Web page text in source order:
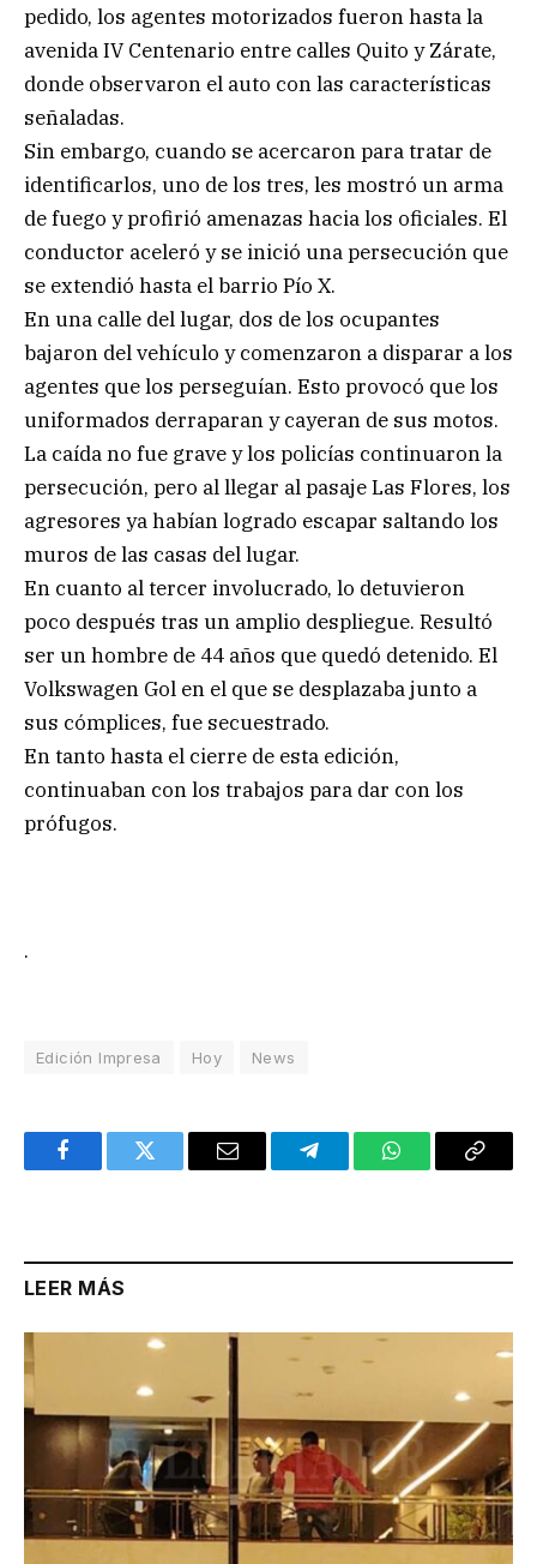
pedido, los agentes motorizados fueron hasta la
avenida IV Centenario entre calles Quito y Zárate,
donde observaron el auto con las características
señaladas.
Sin embargo, cuando se acercaron para tratar de
identificarlos, uno de los tres, les mostró un arma
de fuego y profirió amenazas hacia los oficiales. El
conductor aceleró y se inició una persecución que
se extendió hasta el barrio Pío X.
En una calle del lugar, dos de los ocupantes
bajaron del vehículo y comenzaron a disparar a los
agentes que los perseguían. Esto provocó que los
uniformados derraparan y cayeran de sus motos.
La caída no fue grave y los policías continuaron la
persecución, pero al llegar al pasaje Las Flores, los
agresores ya habían logrado escapar saltando los
muros de las casas del lugar.
En cuanto al tercer involucrado, lo detuvieron
poco después tras un amplio despliegue. Resultó
ser un hombre de 44 años que quedó detenido. El
Volkswagen Gol en el que se desplazaba junto a
sus cómplices, fue secuestrado.
En tanto hasta el cierre de esta edición,
continuaban con los trabajos para dar con los
prófugos.
.
Edición Impresa Hoy News
FacebookTwitter Email TelegramWhatsAppCopy
LEER MÁS